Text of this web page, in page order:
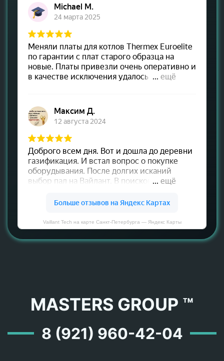
Vaillant Tech на карте Санкт‑Петербурга — Яндекс Карты
MASTERS GROUP ™
8 (921) 960-42-04